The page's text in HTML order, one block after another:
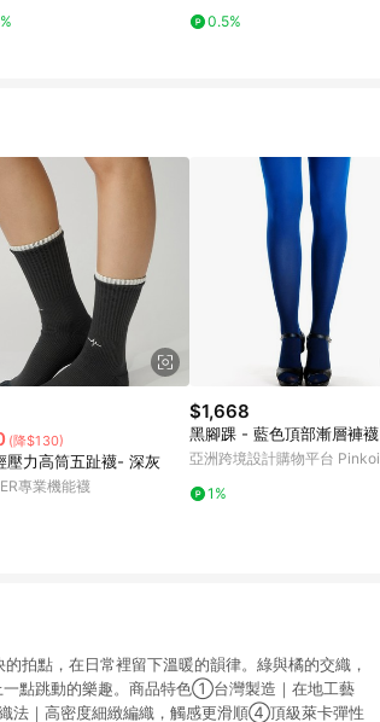
0.5%
(降$130)
壓力高筒五趾襪- 深灰
專業機能襪
$1,668
黑腳踝 - 藍色頂部漸層褲襪
亞洲跨境設計購物平台 Pinkoi
1%
拍點，在日常裡留下溫暖的韻律。綠與橘的交織，
一點跳動的樂趣。商品特色①台灣製造｜在地工藝
｜高密度細緻編織，觸感更滑順④頂級萊卡彈性